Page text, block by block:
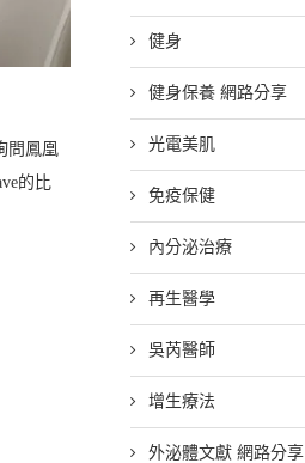
問鳳凰
的比
健身
健身保養 網路分享
光電美肌
免疫保健
內分泌治療
再生醫學
吳芮醫師
增生療法
外泌體文獻 網路分享